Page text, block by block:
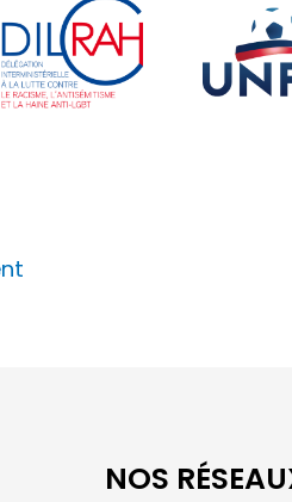
NOS